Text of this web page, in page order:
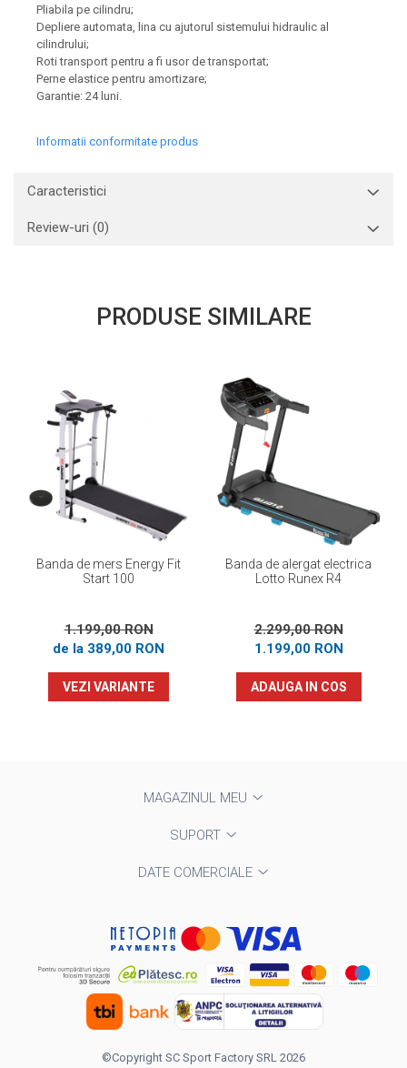
Pliabila pe cilindru;
Depliere automata, lina cu ajutorul sistemului hidraulic al
cilindrului;
Roti transport pentru a fi usor de transportat;
Perne elastice pentru amortizare;
Garantie: 24 luni.
Informatii conformitate produs
Caracteristici
Review-uri (0)
PRODUSE SIMILARE
Banda de mers Energy Fit
Start 100
1.199,00 RON
de la 389,00 RON
VEZI VARIANTE
Banda de alergat electrica
Lotto Runex R4
2.299,00 RON
1.199,00 RON
ADAUGA IN COS
MAGAZINUL MEU
SUPORT
DATE COMERCIALE
©Copyright SC Sport Factory SRL 2026